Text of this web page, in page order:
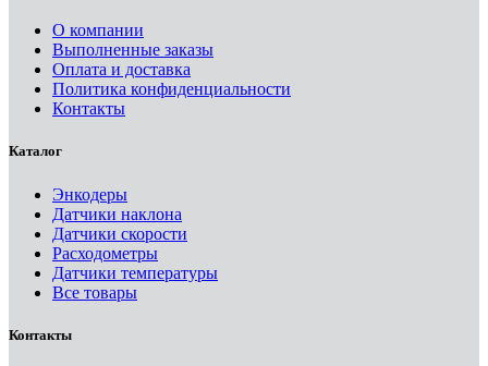
О компании
Выполненные заказы
Оплата и доставка
Политика конфиденциальности
Контакты
Каталог
Энкодеры
Датчики наклона
Датчики скорости
Расходометры
Датчики температуры
Все товары
Контакты